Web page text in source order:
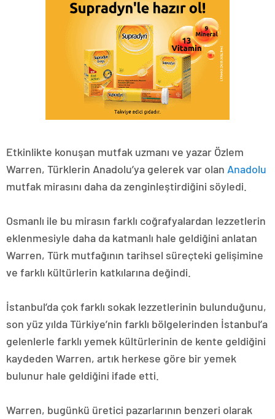
Etkinlikte konuşan mutfak uzmanı ve yazar Özlem
Warren, Türklerin Anadolu’ya gelerek var olan Anadolu
mutfak mirasını daha da zenginleştirdiğini söyledi.
Osmanlı ile bu mirasın farklı coğrafyalardan lezzetlerin
eklenmesiyle daha da katmanlı hale geldiğini anlatan
Warren, Türk mutfağının tarihsel süreçteki gelişimine
ve farklı kültürlerin katkılarına değindi.
İstanbul’da çok farklı sokak lezzetlerinin bulunduğunu,
son yüz yılda Türkiye’nin farklı bölgelerinden İstanbul’a
gelenlerle farklı yemek kültürlerinin de kente geldiğini
kaydeden Warren, artık herkese göre bir yemek
bulunur hale geldiğini ifade etti.
Warren, bugünkü üretici pazarlarının benzeri olarak